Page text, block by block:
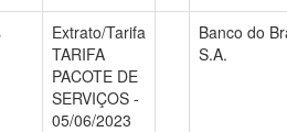
Extrato/Tarifa
TARIFA
PACOTE DE
SERVIÇOS -
05/06/2023
Banco do
S.A.